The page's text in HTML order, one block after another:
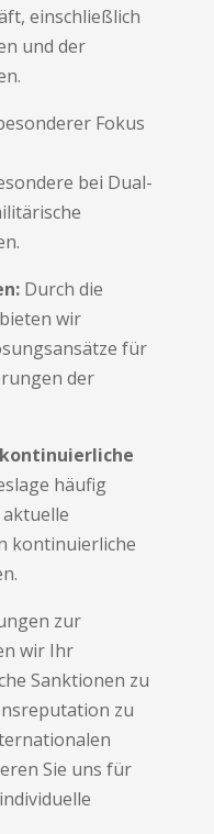
einschließlich
und der
Fokus
bei Dual-
Durch die
wir
für
der
häufig
kontinuierliche
zur
wir Ihr
Sanktionen zu
zu
Sie uns für